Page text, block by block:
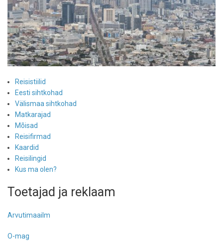
Reisistiilid
Eesti sihtkohad
Välismaa sihtkohad
Matkarajad
Mõisad
Reisifirmad
Kaardid
Reisilingid
Kus ma olen?
Toetajad ja reklaam
Arvutimaailm
O-mag